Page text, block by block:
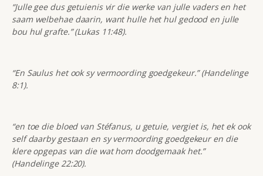
“Julle gee dus getuienis vir die werke van julle vaders en het
saam welbehae daarin, want hulle het hul gedood en julle
bou hul grafte.” (Lukas 11:48).
“En Saulus het ook sy vermoording goedgekeur.” (Handelinge
8:1).
“en toe die bloed van Stéfanus, u getuie, vergiet is, het ek ook
self daarby gestaan en sy vermoording goedgekeur en die
klere opgepas van die wat hom doodgemaak het.”
(Handelinge 22:20).